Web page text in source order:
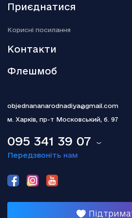
Активи РФ: Туск заявив про
Гелена Бонем Картер пояснила,
Приєднатися
Kорисні посилання
Контакти
Флешмоб
095 341 39 07
Передзвоніть нам
objednananarodnadiya@gmail.com
м. Харків, пр-т Московський, б. 97